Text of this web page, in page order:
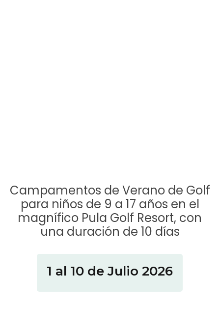
Campamentos de Verano de Golf
para niños de 9 a 17 años en el
magnífico Pula Golf Resort, con
una duración de 10 días
1 al 10 de Julio 2026